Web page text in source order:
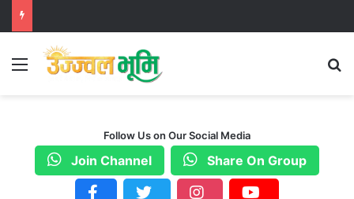
Menu
Follow Us on Our Social Media
Join Channel Share On Group